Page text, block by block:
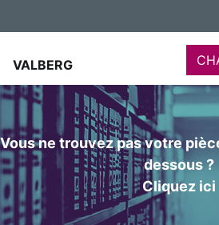
VALBERG
Vous ne trouvez pas votre
dessous ?
Cliquez ici